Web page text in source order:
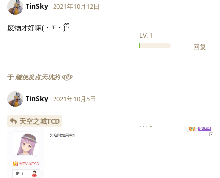
TinSky
LV. 1
2021年10月12日
废物才好嘛( ･ ‪ཫ ･ )ྀི
回复
于随便发点天坑的 ୧⍢⃝୨
TinSky
LV. 1
2021年10月5日
天空之城TCD